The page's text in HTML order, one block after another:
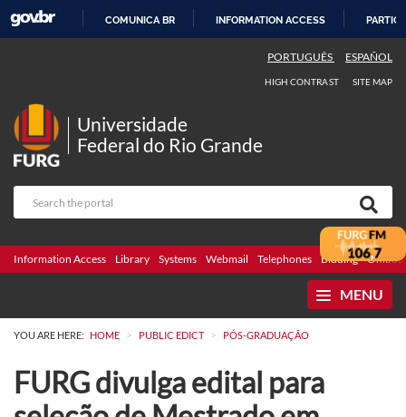
COMUNICA BR INFORMATION ACCESS
PORTUGUÊS ESPAÑOL
HIGH CONTRAST SITE MAP
Universidade
Federal do Rio Grande
Information Access Library Systems Webmail Telephones Bidding
MENU
YOU ARE HERE: HOME > PUBLIC EDICT > PÓS-GRADUAÇÃO
FURG divulga edital para